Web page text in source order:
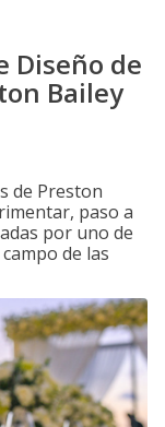
Diseño de
Bailey
de Preston
paso a
por uno de
de las